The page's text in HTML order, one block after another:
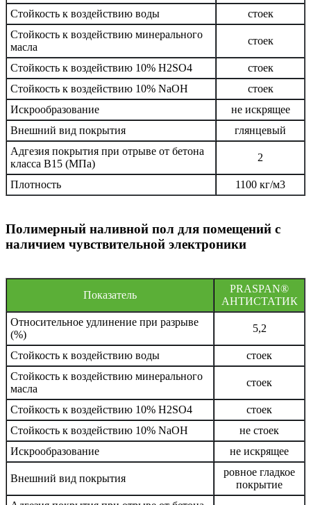
Стойкость к воздействию воды
стоек
Стойкость к воздействию минерального
масла
стоек
Стойкость к воздействию 10% H2SO4
стоек
Стойкость к воздействию 10% NaOH
стоек
Искрообразование
не искрящее
Внешний вид покрытия
глянцевый
Адгезия покрытия при отрыве от бетона
класса В15 (МПа)
2
Плотность 1100 кг/м3
Полимерный наливной пол для помещений с
наличием чувствительной электроники
Показатель
PRASPAN®
АНТИСТАТИК
Относительное удлинение при разрыве
(%)
5,2
Стойкость к воздействию воды
стоек
Стойкость к воздействию минерального
масла
стоек
Стойкость к воздействию 10% H2SO4
стоек
Стойкость к воздействию 10% NaOH
не стоек
Искрообразование
не искрящее
Внешний вид покрытия
ровное гладкое
покрытие